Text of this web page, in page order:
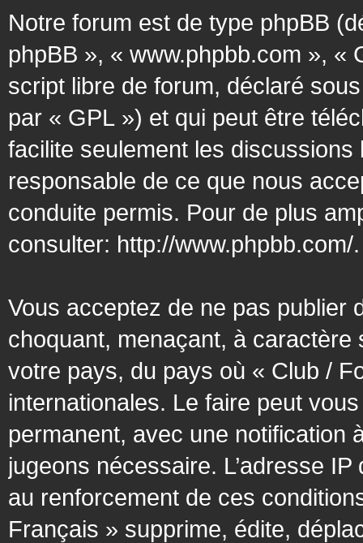
Notre forum est de type phpBB
phpBB », « www.phpbb.com », «
script libre de forum, déclaré
par « GPL ») et qui peut être
facilite seulement les
responsable de ce que nous
conduite permis. Pour de plus
consulter: http://www.phpbb.com/.
Vous acceptez de ne pas publier
choquant, menaçant, à
votre pays, du pays où « Club /
internationales. Le faire peut
permanent, avec une notification
jugeons nécessaire. L’adresse
au renforcement de ces
Français » supprime, édite,